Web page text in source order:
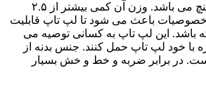
اندازه این لپ تاپ ١۴ اینچ می باشد. وزن آن کمی بیشتر از ٢.۵
خصوصیات باعث می شود تا لپ تاپ قابلیت
باشد. این لپ تاپ به کسانی توصیه می
با خود لپ تاپ حمل کنند. جنس بدنه از
در برابر ضربه و خط و خش بسیار